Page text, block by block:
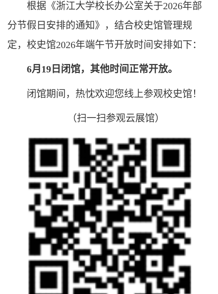
根据《浙江大学校长办公室关于2026年部
分节假日安排的通知》，结合校史馆管理规
定，校史馆2026年端午节开放时间 安排如下：
6月19 日闭馆，其他时间正常开放。
闭馆期间，热忱欢迎您线上参观校史馆！
（扫一扫参观云展馆）